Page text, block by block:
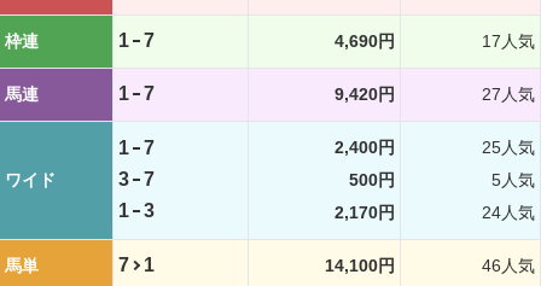
枠連 1 7 4,690円 17人気
馬連 1 7 9,420円 27人気
ワイド
1
7
3
7
1
3
2,400円
500円
2,170円
25人気
5人気
24人気
馬単 7 1 14,100円 46人気